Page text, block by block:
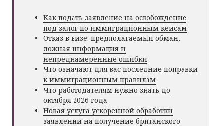
Как подать заявление на освобождение
под залог по иммиграционным кейсам
Отказ в визе: предполагаемый обман,
ложная информация и
непреднамеренные ошибки
Что означают для вас последние поправки
к иммиграционным правилам
Что работодателям нужно знать до
октября 2026 года
Новая услуга ускоренной обработки
заявлений на получение британского